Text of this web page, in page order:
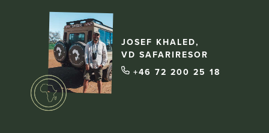
JOSEF KHALED,
VD SAFARIRESOR
+46 72 200 25 18